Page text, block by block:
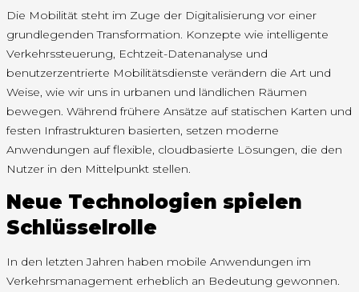
Die Mobilität steht im Zuge der Digitalisierung vor einer
grundlegenden Transformation. Konzepte wie intelligente
Verkehrssteuerung, Echtzeit-Datenanalyse und
benutzerzentrierte Mobilitätsdienste verändern die Art und
Weise, wie wir uns in urbanen und ländlichen Räumen
bewegen. Während frühere Ansätze auf statischen Karten und
festen Infrastrukturen basierten, setzen moderne
Anwendungen auf flexible, cloudbasierte Lösungen, die den
Nutzer in den Mittelpunkt stellen.
Neue Technologien spielen
Schlüsselrolle
In den letzten Jahren haben mobile Anwendungen im
Verkehrsmanagement erheblich an Bedeutung gewonnen.